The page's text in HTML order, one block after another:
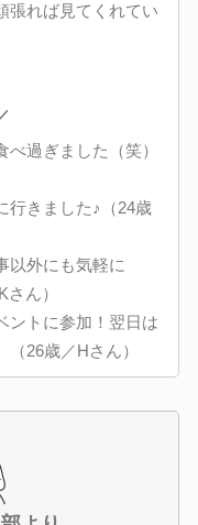
張れば見てくれてい
過ぎました（笑）
きました♪（24歳
以外にも気軽に
ん）
ントに参加！翌日は
26歳／Hさん）